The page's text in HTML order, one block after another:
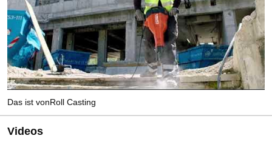
Das ist vonRoll Casting
Videos